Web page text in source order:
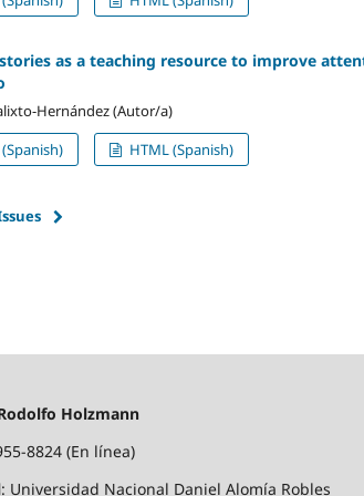
as a teaching resource to improve
Hernández (Autor/a)
(Spanish)
HTML (Spanish)
Rodolfo
8824 (En línea)
: Universidad Nacional Daniel Alomía Robles